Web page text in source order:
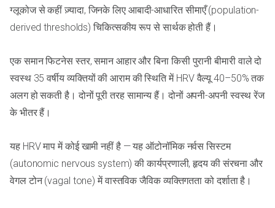
ग्लूकोज से कहीं ज़्यादा, जिनके लिए आबादी-आधारित सीमाएँ (population-
derived thresholds) चिकित्सकीय रूप से सार्थक होती हैं।
एक समान फिटनेस स्तर, समान आहार और बिना किसी पुरानी बीमारी वाले दो
स्वस्थ 35 वर्षीय व्यक्तियों की आराम की स्थिति में HRV वैल्यू 40–50% तक
अलग हो सकती है। दोनों पूरी तरह सामान्य हैं। दोनों अपनी-अपनी स्वस्थ रेंज
के भीतर हैं।
यह HRV माप में कोई खामी नहीं है — यह ऑटोनॉमिक नर्वस सिस्टम
(autonomic nervous system) की कार्यप्रणाली, हृदय की संरचना और
वेगल टोन (vagal tone) में वास्तविक जैविक व्यक्तिगतता को दर्शाता है।